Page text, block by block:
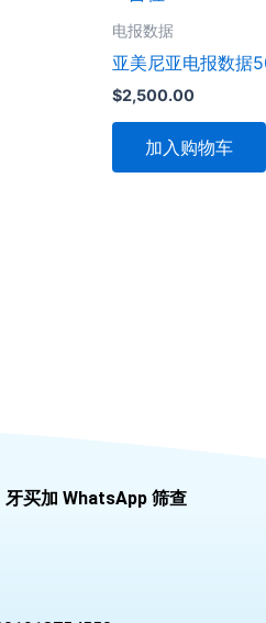
电报数据
亚美尼亚电报数据
$2,500.00
加入购物车
牙买加 WhatsApp 筛查